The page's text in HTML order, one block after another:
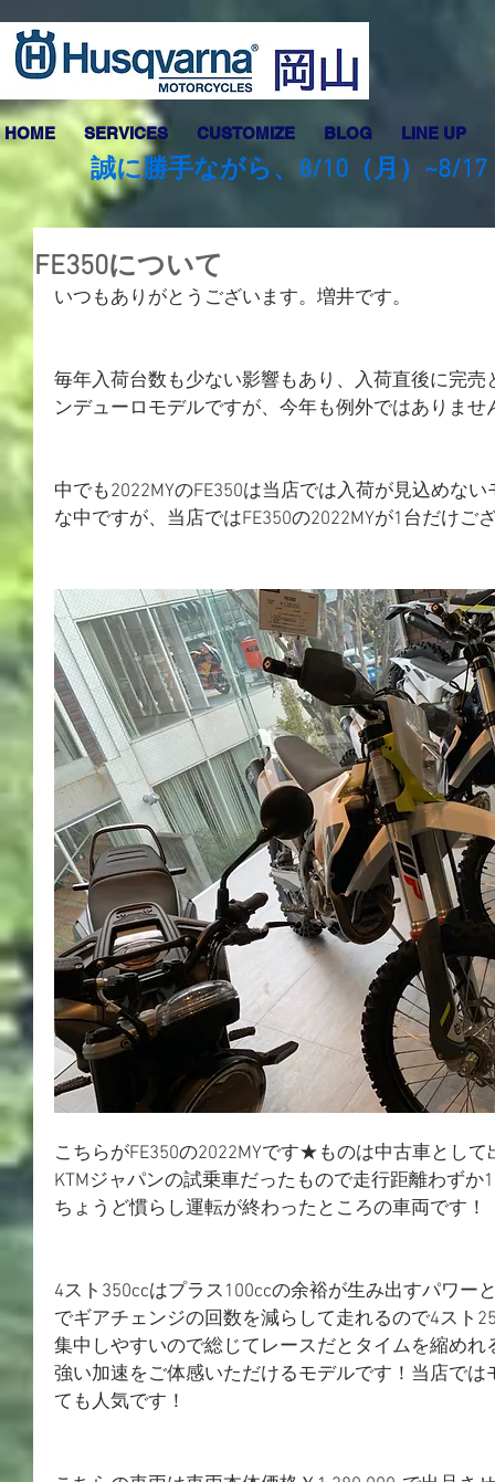
HOME SERVICES CUSTOMIZE BLOG LINE UP
誠に勝手ながら、8/10（月）~8/
FE350について
いつもありがとうございます。増井です。
毎年入荷台数も少ない影響もあり、入荷直後に完
ンデューロモデルですが、今年も例外ではありませ
中でも2022MYのFE350は当店では入荷が見込めな
な中ですが、当店ではFE350の2022MYが1台だけご
こちらがFE350の2022MYです★ものは中古車とし
KTMジャパンの試乗車だったもので走行距離わずか
ちょうど慣らし運転が終わったところの車両です！
4スト350ccはプラス100ccの余裕が生み出すパワー
でギアチェンジの回数を減らして走れるので4スト
集中しやすいので総じてレースだとタイムを縮め
強い加速をご体感いただけるモデルです！当店で
ても人気です！